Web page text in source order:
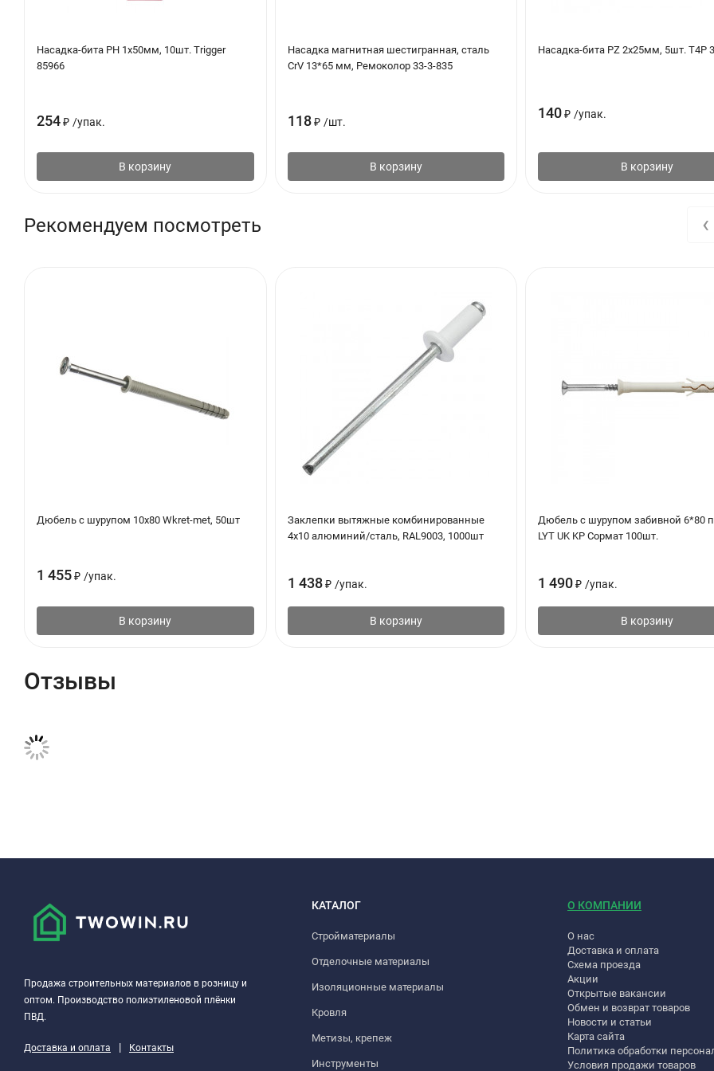
Насадка-бита PH 1х50мм, 10шт. Trigger
85966
254₽ /упак.
В корзину
Насадка магнитная шестигранная, сталь
CrV 13*65 мм, Ремоколор 33-3-835
118 ₽ /шт.
В корзину
Насадка-бита PZ 2х25мм, 5шт. T4P
140 ₽ /упак.
В корзину
Рекомендуем посмотреть
Дюбель с шурупом 10х80 Wkret-met, 50шт
1 455₽ /упак.
В корзину
Заклепки вытяжные комбинированные
4х10 алюминий/сталь, RAL9003, 1000шт
1 438 ₽ /упак.
В корзину
Дюбель с шурупом забивной 6*80
LYT UK KP Сормат 100шт.
1 490 ₽ /упак.
В корзину
‹
Отзывы
Продажа строительных материалов в розницу и
оптом. Производство полиэтиленовой плёнки
ПВД.
Доставка и оплата | Контакты
КАТАЛОГ
Стройматериалы
Отделочные материалы
Изоляционные материалы
Кровля
Метизы, крепеж
Инструменты
О КОМПАНИИ
О нас
Доставка и оплата
Схема проезда
Акции
Открытые вакансии
Обмен и возврат товаров
Новости и статьи
Карта сайта
Политика обработки
Условия продажи товаров